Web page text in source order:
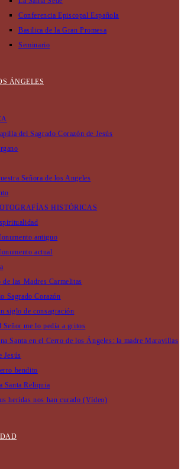
Conferencia Episcopal Española
Basilica de la Gran Promesa
Seminario
ÁNGELES
del Sagrado Corazón de Jesús
Señora de los Angeles
HISTÓRICAS
antiguo
actual
de las Madres Carmelitas
Sagrado Corazón
siglo de consagración
Señor me lo pedía a gritos
Santa en el Cerro de los Ángeles: la madre Maravillas
Jesús
bendito
Santa Reliquia
heridas nos han curado (Vídeo)